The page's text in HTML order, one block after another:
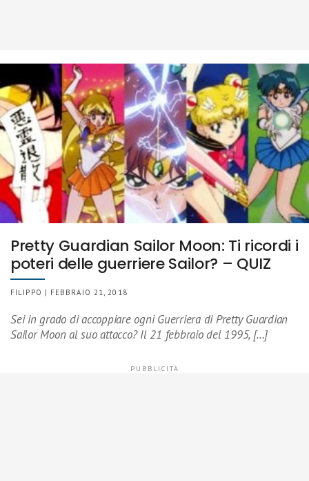
Pretty Guardian Sailor Moon: Ti ricordi i
poteri delle guerriere Sailor? – QUIZ
FILIPPO | FEBBRAIO 21, 2018
Sei in grado di accoppiare ogni Guerriera di Pretty Guardian
Sailor Moon al suo attacco? Il 21 febbraio del 1995, […]